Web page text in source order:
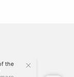
the